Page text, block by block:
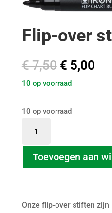
Flip-over
€7,50
prijs
€ 7,50.
€ 5,00
10 op voorraad
10 op voorraad
Toevoegen aan
Onze flip-over stiften